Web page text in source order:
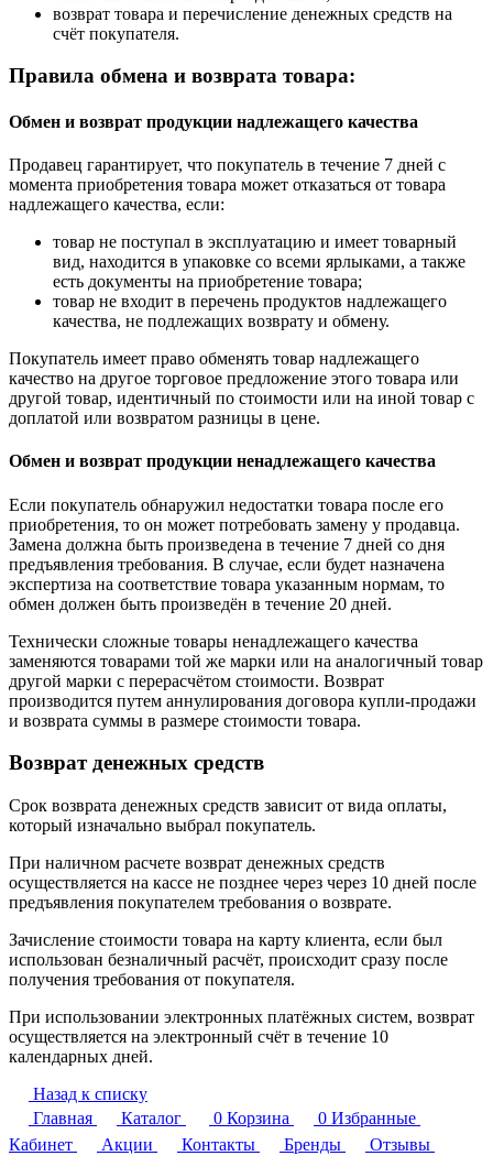
возврат товара и перечисление денежных средств на
счёт покупателя.
Правила обмена и возврата товара:
Обмен и возврат продукции надлежащего качества
Продавец гарантирует, что покупатель в течение 7 дней с
момента приобретения товара может отказаться от товара
надлежащего качества, если:
товар не поступал в эксплуатацию и имеет товарный
вид, находится в упаковке со всеми ярлыками, а также
есть документы на приобретение товара;
товар не входит в перечень продуктов надлежащего
качества, не подлежащих возврату и обмену.
Покупатель имеет право обменять товар надлежащего
качество на другое торговое предложение этого товара или
другой товар, идентичный по стоимости или на иной товар с
доплатой или возвратом разницы в цене.
Обмен и возврат продукции ненадлежащего качества
Если покупатель обнаружил недостатки товара после его
приобретения, то он может потребовать замену у продавца.
Замена должна быть произведена в течение 7 дней со дня
предъявления требования. В случае, если будет назначена
экспертиза на соответствие товара указанным нормам, то
обмен должен быть произведён в течение 20 дней.
Технически сложные товары ненадлежащего качества
заменяются товарами той же марки или на аналогичный товар
другой марки с перерасчётом стоимости. Возврат
производится путем аннулирования договора купли-продажи
и возврата суммы в размере стоимости товара.
Возврат денежных средств
Срок возврата денежных средств зависит от вида оплаты,
который изначально выбрал покупатель.
При наличном расчете возврат денежных средств
осуществляется на кассе не позднее через через 10 дней после
предъявления покупателем требования о возврате.
Зачисление стоимости товара на карту клиента, если был
использован безналичный расчёт, происходит сразу после
получения требования от покупателя.
При использовании электронных платёжных систем, возврат
осуществляется на электронный счёт в течение 10
календарных дней.
Назад к списку
Главная
Каталог 0 Корзина 0 Избранные
Кабинет
Акции Контакты Бренды Отзывы